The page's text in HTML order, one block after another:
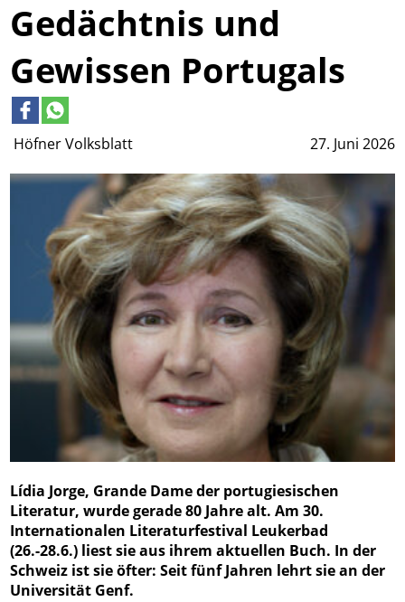
Höfner Volksblatt 27. Juni 2026
Gedächtnis und
Gewissen Portugals
Lídia Jorge, Grande Dame der portugiesischen
Literatur, wurde gerade 80 Jahre alt. Am 30.
Internationalen Literaturfestival Leukerbad
(26.-28.6.) liest sie aus ihrem aktuellen Buch. In der
Schweiz ist sie öfter: Seit fünf Jahren lehrt sie an der
Universität Genf.